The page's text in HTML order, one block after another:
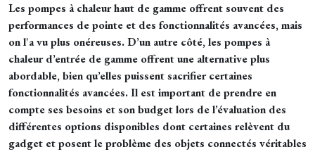
Les pompes à chaleur haut de gamme offrent souvent des
performances de pointe et des fonctionnalités avancées, mais
on l'a vu plus onéreuses. D’un autre côté, les pompes à
chaleur d’entrée de gamme offrent une alternative plus
abordable, bien qu’elles puissent sacrifier certaines
fonctionnalités avancées. Il est important de prendre en
compte ses besoins et son budget lors de l’évaluation des
différentes options disponibles dont certaines relèvent du
gadget et posent le problème des objets connectés véritables